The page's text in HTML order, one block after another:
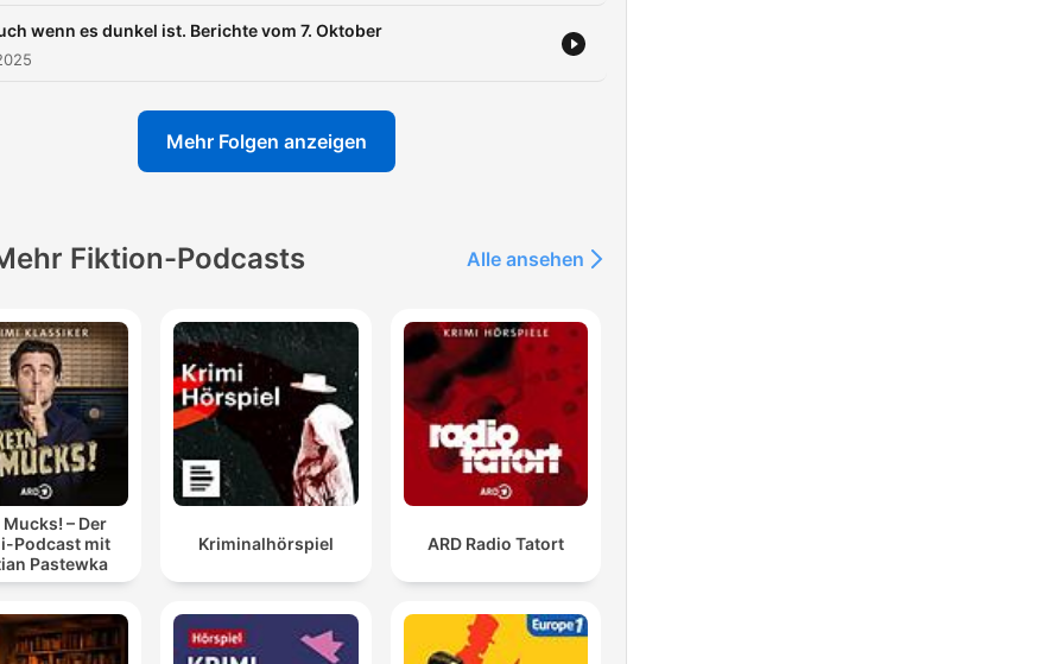
wenn es dunkel ist. Berichte vom 7. Oktober
Mehr Folgen anzeigen
Fiktion-Podcasts Alle ansehen
Mucks! – Der
Podcast mit
Pastewka
Kriminalhörspiel ARD Radio Tatort